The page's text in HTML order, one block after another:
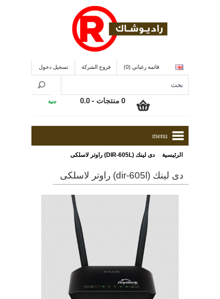
قائمة رغباتي (0) فروع الشركة تسجيل دخول
0 منتجات - 0.0 جنية
menu
الرئيسية »دى لينك (DIR-605L) راوتر لاسلكى
دى لينك (dir-605l) راوتر لاسلكى